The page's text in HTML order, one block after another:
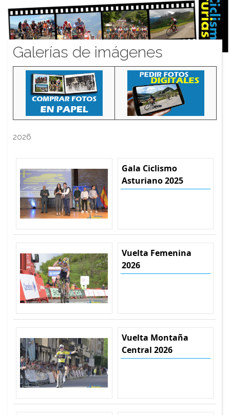
Galerías de imágenes
2026
Gala Ciclismo
Asturiano 2025
Vuelta Femenina
2026
Vuelta Montaña
Central 2026